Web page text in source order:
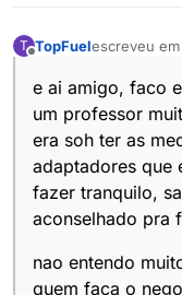
T TopFuelescreveu em
última
e ai amigo, faco
um professor
era soh ter as
adaptadores que
fazer tranquilo,
aconselhado pra
nao entendo
quem faca o